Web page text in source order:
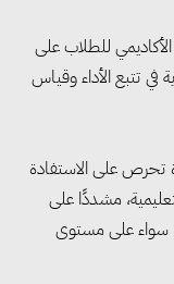
للطلاب على
في تتبع الأداء وقياس
تحرص على الاستفادة
مشددًا على
سواء على مستوى
التنمية
«التضامن» تتعامل مع 552 بلاغًا
مأوى ولم